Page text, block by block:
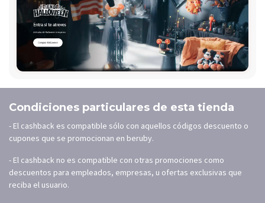
Condiciones particulares de esta tienda
- El cashback es compatible sólo con aquellos códigos descuento o
cupones que se promocionan en beruby.
- El cashback no es compatible con otras promociones como
descuentos para empleados, empresas, u ofertas exclusivas que
reciba el usuario.